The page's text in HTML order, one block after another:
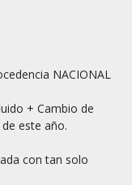
NACIONAL
+ Cambio de
este año.
con tan solo